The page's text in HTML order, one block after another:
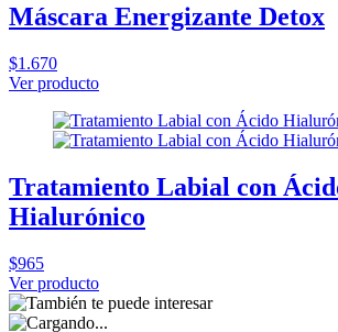
Máscara Energizante Detox
$1.670
Ver producto
Tratamiento Labial con
Hialurónico
$965
Ver producto